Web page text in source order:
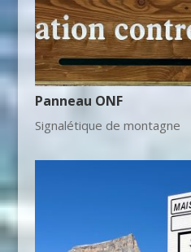
Panneau ONF
Signalétique de montagne